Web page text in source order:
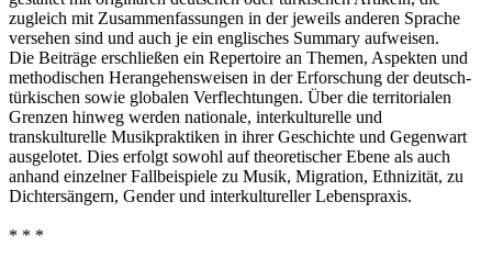
zugleich mit Zusammenfassungen in der jeweils anderen Sprache
versehen sind und auch je ein englisches Summary aufweisen.
Die Beiträge erschließen ein Repertoire an Themen, Aspekten und
methodischen Herangehensweisen in der Erforschung der deutsch-
türkischen sowie globalen Verflechtungen. Über die territorialen
Grenzen hinweg werden nationale, interkulturelle und
transkulturelle Musikpraktiken in ihrer Geschichte und Gegenwart
ausgelotet. Dies erfolgt sowohl auf theoretischer Ebene als auch
anhand einzelner Fallbeispiele zu Musik, Migration, Ethnizität, zu
Dichtersängern, Gender und interkultureller Lebenspraxis.
* * *